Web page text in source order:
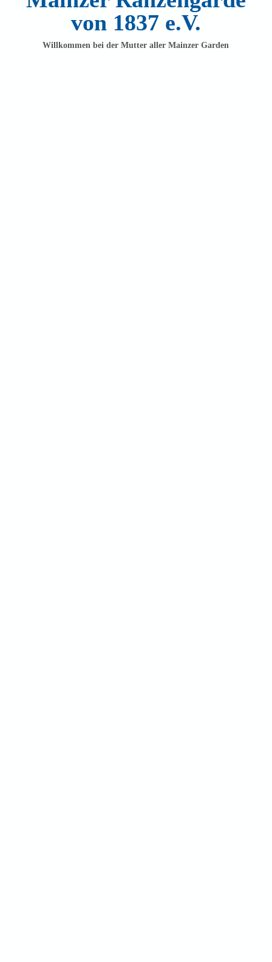
von 1837 e.V.
Willkommen bei der Mutter aller Mainzer Garden